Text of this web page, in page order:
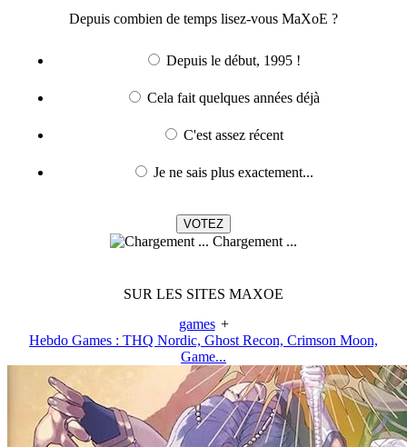
Depuis combien de temps lisez-vous MaXoE ?
Depuis le début, 1995 !
Cela fait quelques années déjà
C'est assez récent
Je ne sais plus exactement...
Chargement ...
SUR LES SITES MAXOE
games +
Hebdo Games : THQ Nordic, Ghost Recon, Crimson Moon,
Game...